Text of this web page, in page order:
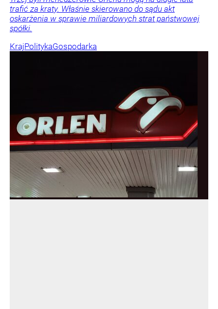
trafić za kraty. Właśnie skierowano do sądu akt
oskarżenia w sprawie miliardowych strat państwowej
spółki.
KrajPolitykaGospodarka